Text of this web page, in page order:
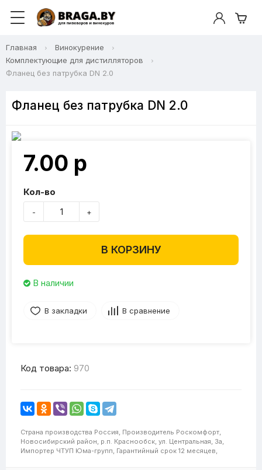
Главная
Винокурение
Комплектующие для дистилляторов
Фланец без патрубка DN 2.0
Фланец без патрубка DN 2.0
7.00 р
Кол-во
- +
В КОРЗИНУ
В наличии
В закладки В сравнение
Код товара: 970
Страна производства Россия, Производитель Роскомфорт,
Новосибирский район, р.п. Краснообск, ул. Центральная, 3а,
Импортер ЧТУП Юма-групп, Гарантийный срок 12 месяцев,